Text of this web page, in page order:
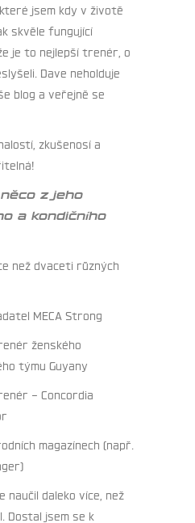
jsem kdy v životě
skvěle fungující
je to nejlepší trenér, o
Dave neholduje
blog a veřejně se
zkušenosí a
z jeho
a kondičního
než dvaceti různých
MECA Strong
ženského
týmu Guyany
– Concordia
magazínech (např.
naučil daleko více, než
Dostal jsem se k